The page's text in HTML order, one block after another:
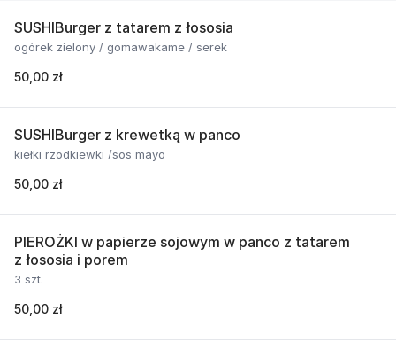
SUSHIBurger z tatarem z łososia
ogórek zielony / gomawakame / serek
50,00 zł
SUSHIBurger z krewetką w panco
kiełki rzodkiewki /sos mayo
50,00 zł
PIEROŻKI w papierze sojowym w panco z tatarem
z łososia i porem
3 szt.
50,00 zł